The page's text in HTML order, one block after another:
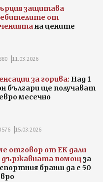
защитава
от
на цените
11.03.2026
за горива: Над 1
българи ще получават
месечно
15.03.2026
отговор от ЕК дали
помощза
бранш да е 50